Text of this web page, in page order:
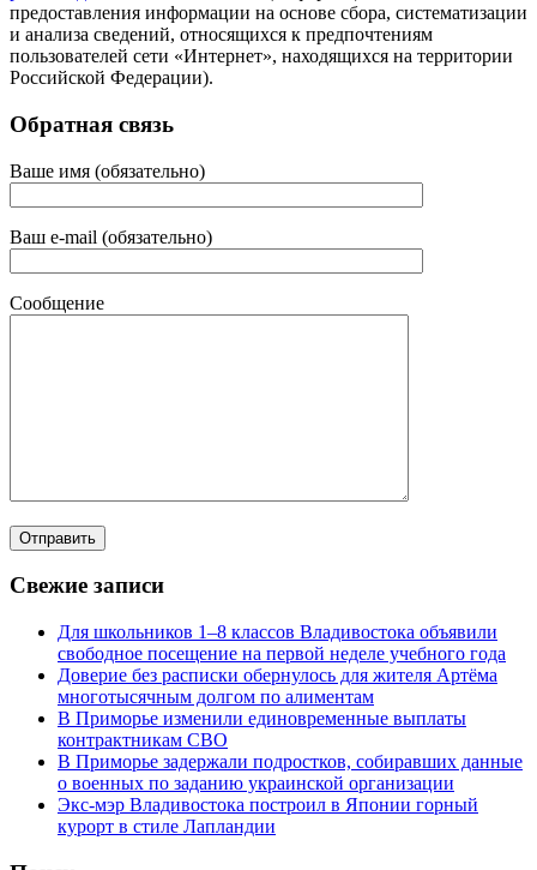
предоставления информации на основе сбора, систематизации
и анализа сведений, относящихся к предпочтениям
пользователей сети «Интернет», находящихся на территории
Российской Федерации).
Обратная связь
Ваше имя (обязательно)
Ваш e-mail (обязательно)
Сообщение
Свежие записи
Для школьников 1–8 классов Владивостока объявили
свободное посещение на первой неделе учебного года
Доверие без расписки обернулось для жителя Артёма
многотысячным долгом по алиментам
В Приморье изменили единовременные выплаты
контрактникам СВО
В Приморье задержали подростков, собиравших данные
о военных по заданию украинской организации
Экс-мэр Владивостока построил в Японии горный
курорт в стиле Лапландии